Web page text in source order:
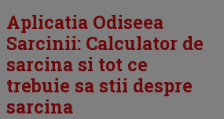
Aplicatia Odiseea
Sarcinii: Calculator de
sarcina si tot ce
trebuie sa stii despre
sarcina